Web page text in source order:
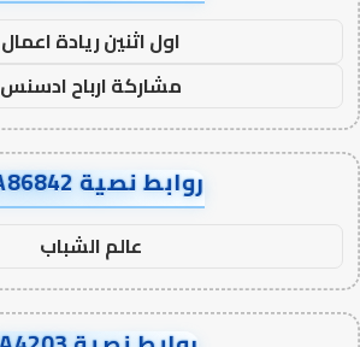
اول اثنين ريادة اعمال
مشاركة ارباح ادسنس
روابط نصية AA86842
عالم الشباب